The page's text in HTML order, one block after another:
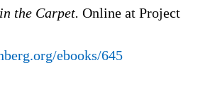
the Carpet. Online at Project
ebooks/645